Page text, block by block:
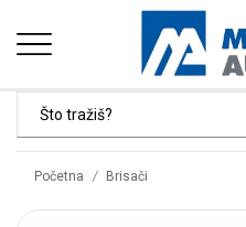
Početna / Brisači